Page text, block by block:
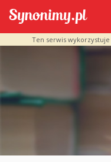
Ten serwis